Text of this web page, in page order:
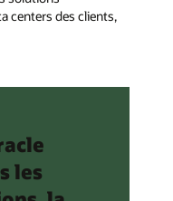
centers des clients,
les